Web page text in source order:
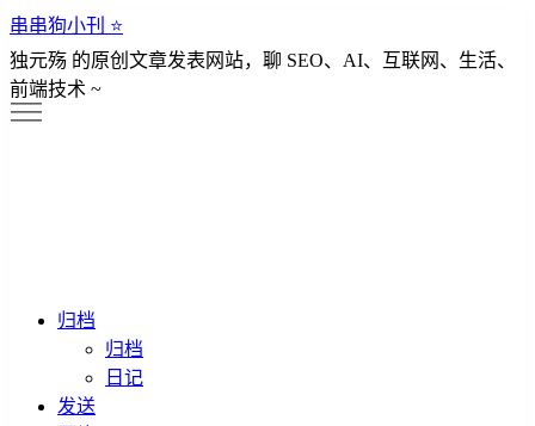
串串狗小刊 ⭐️
独元殇 的原创文章发表网站，聊 SEO、AI、互联网、生活、
前端技术 ~
归档
归档
日记
发送